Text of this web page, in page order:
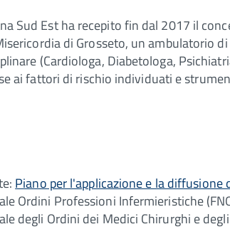
Sud Est ha recepito fin dal 2017 il
di Grosseto, un ambulatorio
(Cardiologa, Diabetologa,
ai fattori di rischio individuati e
Piano per l'applicazione e la diffusione
Ordini Professioni Infermieristiche
degli Ordini dei Medici Chirurghi e